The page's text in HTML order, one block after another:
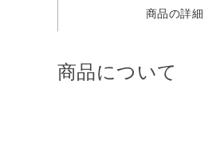
商品の詳細
商品について